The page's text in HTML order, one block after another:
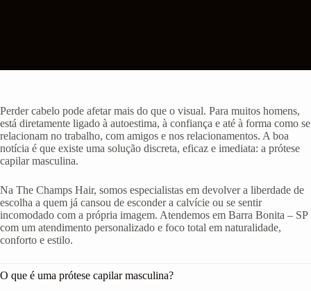
Perder cabelo pode afetar mais do que o visual. Para muitos homens,
está diretamente ligado à autoestima, à confiança e até à forma como se
relacionam no trabalho, com amigos e nos relacionamentos. A boa
notícia é que existe uma solução discreta, eficaz e imediata: a prótese
capilar masculina.
Na The Champs Hair, somos especialistas em devolver a liberdade de
escolha a quem já cansou de esconder a calvície ou se sentir
incomodado com a própria imagem. Atendemos em Barra Bonita – SP
com um atendimento personalizado e foco total em naturalidade,
conforto e estilo.
O que é uma prótese capilar masculina?